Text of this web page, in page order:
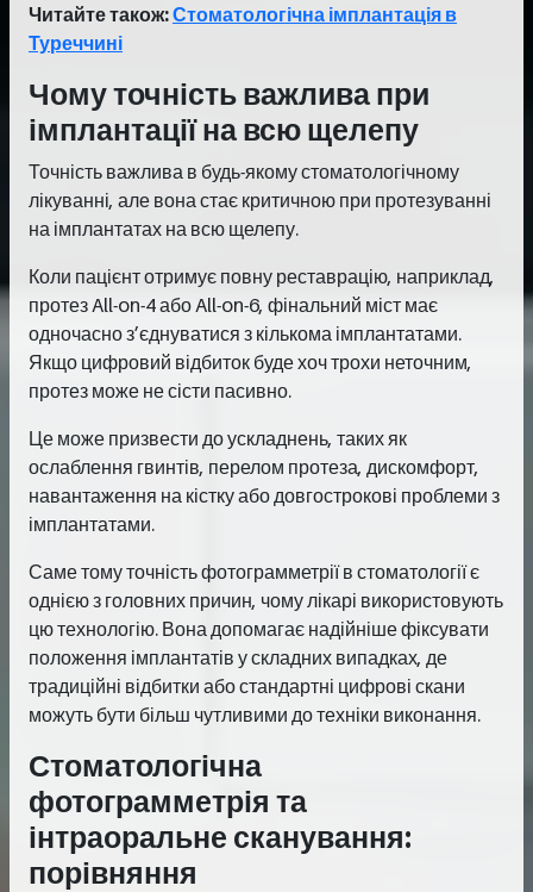
Читайте також:Стоматологічна імплантація в
Туреччині
Чому точність важлива при
імплантації на всю щелепу
Точність важлива в будь-якому стоматологічному
лікуванні, але вона стає критичною при протезуванні
на імплантатах на всю щелепу.
Коли пацієнт отримує повну реставрацію, наприклад,
протез All-on-4 або All-on-6, фінальний міст має
одночасно з’єднуватися з кількома імплантатами.
Якщо цифровий відбиток буде хоч трохи неточним,
протез може не сісти пасивно.
Це може призвести до ускладнень, таких як
ослаблення гвинтів, перелом протеза, дискомфорт,
навантаження на кістку або довгострокові проблеми з
імплантатами.
Саме тому точність фотограмметрії в стоматології є
однією з головних причин, чому лікарі використовують
цю технологію. Вона допомагає надійніше фіксувати
положення імплантатів у складних випадках, де
традиційні відбитки або стандартні цифрові скани
можуть бути більш чутливими до техніки виконання.
Стоматологічна
фотограмметрія та
інтраоральне сканування:
порівняння